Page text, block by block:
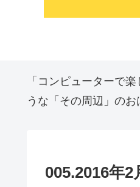
「コンピューターで
うな「その周辺」の
005.2016年